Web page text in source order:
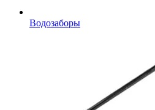
Водозаборы